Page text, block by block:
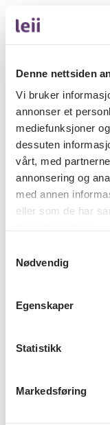
Denne nettsiden
Vi bruker
annonser et
mediefunksjoner
dessuten
vårt, med
annonsering og
med annen
eller som de har
Nødvendig
Egenskaper
Statistikk
Markedsføring